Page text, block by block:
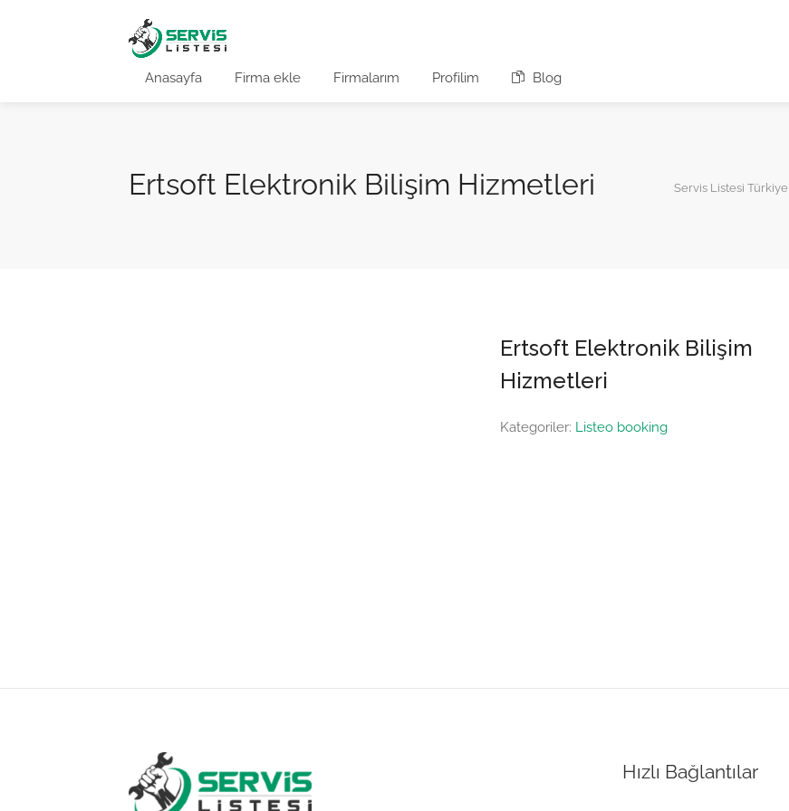
Anasayfa Firma ekle Firmalarım Profilim Blog
Ertsoft Elektronik Bilişim Hizmetleri Servis Listesi Türkiye
Ertsoft Elektronik Bilişim
Hizmetleri
Kategoriler: Listeo booking
Hızlı Bağlantılar